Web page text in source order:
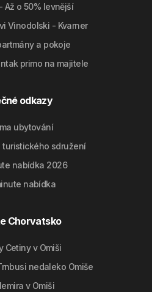
Až o 50% levnější
Vinodolski - Kvarner
a pokoje
primo na majitele
odkazy
ubytování
turistického sdružení
nabídka 2026
nabídka
Chorvatsko
Cetiny v Omiši
nedaleko Omiše
v Omiši